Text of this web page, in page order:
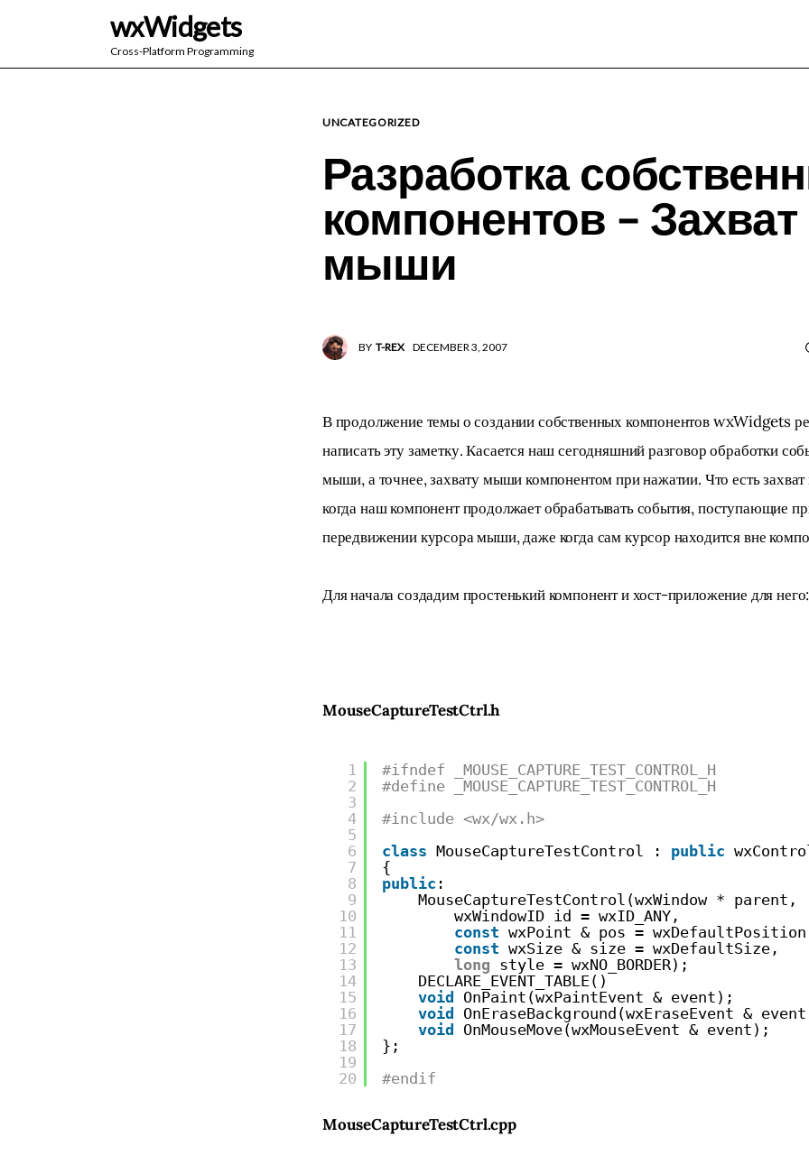
wxWidgets
Cross-Platform Programming
wxWidgets
UNCATEGORIZED
Разработка
компонентов – Захват
мыши
BY T-REX DECEMBER 3, 2007
В продолжение темы о создании собственных компонентов wxWidgets
написать эту заметку. Касается наш сегодняшний разговор обработки
мыши, а точнее, захвату мыши компонентом при нажатии. Что есть
когда наш компонент продолжает обрабатывать события, поступающие
передвижении курсора мыши, даже когда сам курсор находится вне
Для начала создадим простенький компонент и хост-приложение для него:
MouseCaptureTestCtrl.h
1
2
3
4
5
6
7
8
9
10
11
12
13
14
15
16
17
18
19
20
#ifndef _MOUSE_CAPTURE_TEST_CONTROL_H
#define _MOUSE_CAPTURE_TEST_CONTROL_H
#include <wx/wx.h>
class MouseCaptureTestControl : public
{
public :
MouseCaptureTestControl(wxWindow * parent,
wxWindowID id = wxID_ANY,
const wxPoint & pos =
const wxSize & size = wxDefaultSize,
long style = wxNO_BORDER);
DECLARE_EVENT_TABLE()
void
OnPaint(wxPaintEvent & event);
void
OnEraseBackground(wxEraseEvent &
void
OnMouseMove(wxMouseEvent & event);
};
#endif
MouseCaptureTestCtrl.cpp